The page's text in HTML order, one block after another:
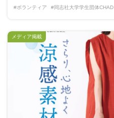
#ボランティア #同志社大学学生団体CHAD
メディア掲載